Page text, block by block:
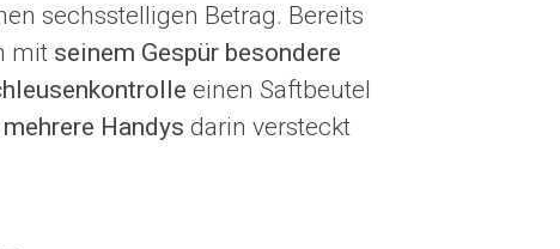
sechsstelligen Betrag. Bereits
mit seinem Gespür besondere
einen Saftbeutel
mehrere Handys darin versteckt